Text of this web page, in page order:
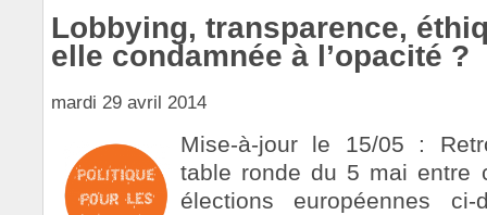
Lobbying, transparence,
elle condamnée à l’opacité ?
mardi 29 avril 2014
Mise-à-jour le 15/05 :
table ronde du 5 mai entre
élections européennes